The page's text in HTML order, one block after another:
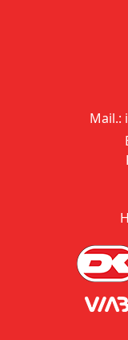
Mail.: